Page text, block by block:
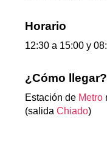
Horario
12:30 a 15:00 y
¿Cómo llegar?
Estación de Metro
(salidaChiado)